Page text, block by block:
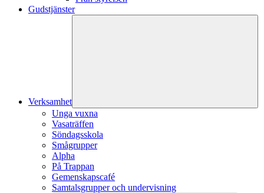
Gudstjänster
Verksamhet
Unga vuxna
Vasaträffen
Söndagsskola
Smågrupper
Alpha
På Trappan
Gemenskapscafé
Samtalsgrupper och undervisning